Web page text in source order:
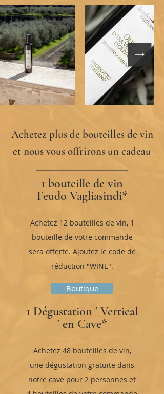
Achetez plus de bouteilles de vin
et nous vous offrirons un cadeau
1 bouteille de vin
Feudo Vagliasindi*
Achetez 12 bouteilles de vin, 1
bouteille de votre commande
sera offerte. Ajoutez le code de
réduction "WINE".
Boutique
1 Dégustation ' Vertical
' en Cave*
Achetez 48 bouteilles de vin,
une dégustation gratuite dans
notre cave pour 2 personnes et